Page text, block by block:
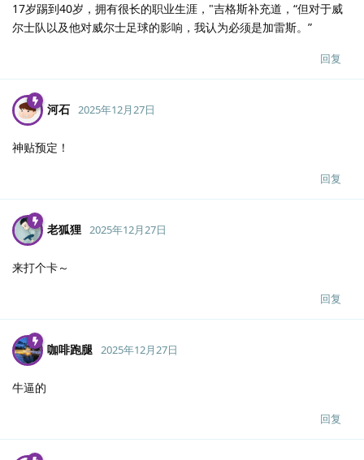
17岁踢到40岁，拥有很长的职业生涯，"吉格斯补充道，“但对于威
尔士队以及他对威尔士足球的影响，我认为必须是加雷斯。”
回复
河石 2025年12月27日
神贴预定！
回复
老狐狸 2025年12月27日
来打个卡～
回复
咖啡跑腿 2025年12月27日
牛逼的
回复